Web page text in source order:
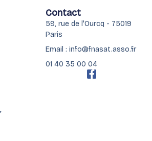
Contact
59, rue de l'Ourcq - 75019
Paris
Email : info@fnasat.asso.fr
01 40 35 00 04
F